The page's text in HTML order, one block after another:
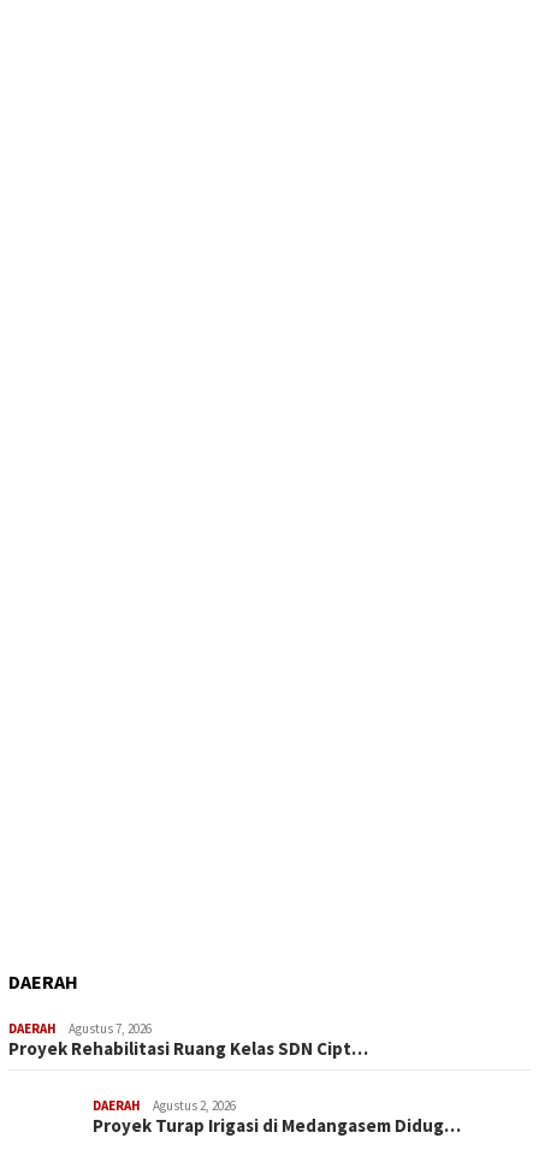
DAERAH
DAERAH Agustus 7, 2026
Proyek Rehabilitasi Ruang Kelas SDN Cipt…
DAERAH Agustus 2, 2026
Proyek Turap Irigasi di Medangasem Didug…